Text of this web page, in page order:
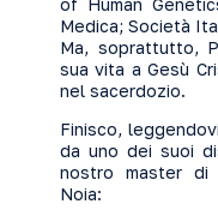
of Human
Medica; Società
Ma, soprattutto,
sua vita a Gesù
nel sacerdozio.
Finisco,
da uno dei suoi
nostro master di
Noia: